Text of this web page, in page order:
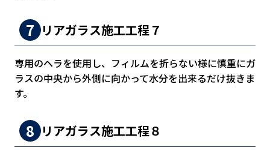
リアガラス施工工程７
専用のヘラを使用し、フィルムを折らない様に慎重にガ
ラスの中央から外側に向かって水分を出来るだけ抜きま
す。
リアガラス施工工程８